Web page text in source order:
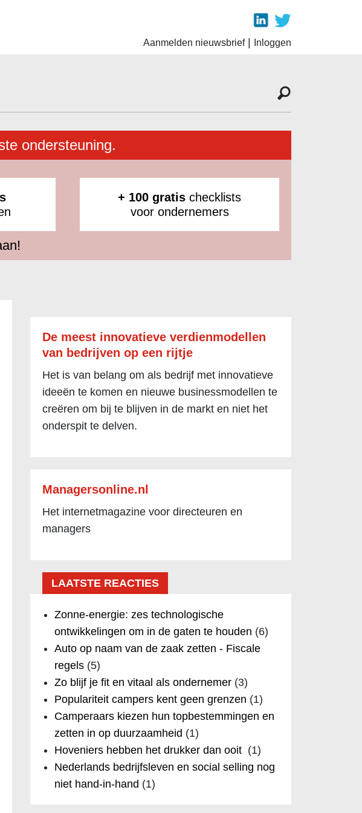
Aanmelden nieuwsbrief| Inloggen
ondersteuning.
+ 100 gratis checklists
voor ondernemers
De meest innovatieve verdienmodellen
van bedrijven op een rijtje
Het is van belang om als bedrijf met innovatieve
ideeën te komen en nieuwe businessmodellen te
creëren om bij te blijven in de markt en niet het
onderspit te delven.
Managersonline.nl
Het internetmagazine voor directeuren en
managers
LAATSTE REACTIES
Zonne-energie: zes technologische
ontwikkelingen om in de gaten te houden (6)
Auto op naam van de zaak zetten - Fiscale
regels(5)
Zo blijf je fit en vitaal als ondernemer(3)
Populariteit campers kent geen grenzen (1)
Camperaars kiezen hun topbestemmingen en
zetten in op duurzaamheid (1)
Hoveniers hebben het drukker dan ooit (1)
Nederlands bedrijfsleven en social selling nog
niet hand-in-hand (1)